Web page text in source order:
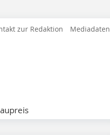
zur Redaktion Mediadaten